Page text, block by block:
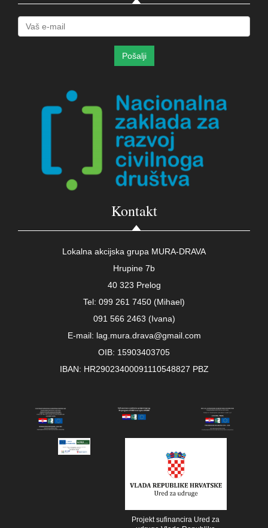
Kontakt
Lokalna akcijska grupa MURA-DRAVA
Hrupine 7b
40 323 Prelog
Tel: 099 261 7450 (Mihael)
091 566 2463 (Ivana)
E-mail: lag.mura.drava@gmail.com
OIB: 15903403705
IBAN: HR29023400091110548827 PBZ
Projekt sufinancira Ured za